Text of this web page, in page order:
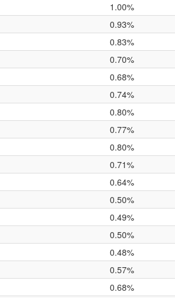
1.00%
0.93%
0.83%
0.70%
0.68%
0.74%
0.80%
0.77%
0.80%
0.71%
0.64%
0.50%
0.49%
0.50%
0.48%
0.57%
0.68%